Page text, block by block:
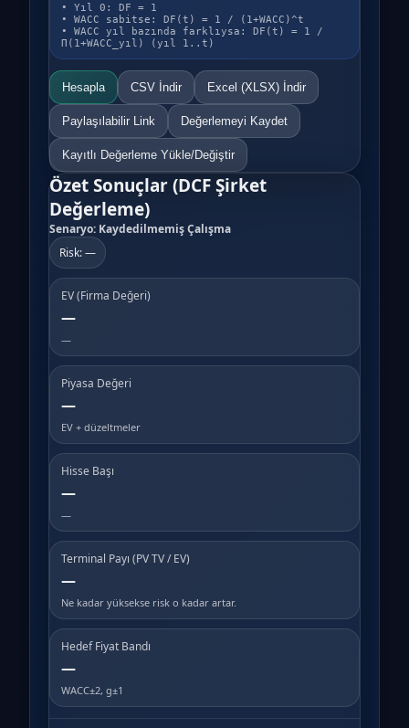
• Yıl 0: DF = 1
• WACC sabitse: DF(t) = 1 / (1+WACC)^t
• WACC yıl bazında farklıysa: DF(t) = 1 /
Π(1+WACC_yıl) (yıl 1..t)
Hesapla CSV İndir Excel (XLSX) İndir
Paylaşılabilir Link Değerlemeyi Kaydet
Kayıtlı Değerleme Yükle/Değiştir
Özet Sonuçlar (DCF Şirket
Değerleme)
Senaryo: Kaydedilmemiş Çalışma
Risk: —
EV (Firma Değeri)
—
—
Piyasa Değeri
—
EV + düzeltmeler
Hisse Başı
—
—
Terminal Payı (PV TV / EV)
—
Ne kadar yüksekse risk o kadar artar.
Hedef Fiyat Bandı
—
WACC±2, g±1